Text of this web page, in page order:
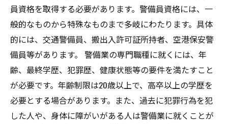
員資格を取得する必要があります。警備員資格には、一
般的なものから特殊なものまで多岐にわたります。具体
的には、交通警備員、搬出入許可証所持者、空港保安警
備員等があります。 警備業の専門職種に就くには、年
齢、最終学歴、犯罪歴、健康状態等の要件を満たすこと
が必要です。年齢制限は20歳以上で、高卒以上の学歴を
必要とする場合があります。また、過去に犯罪行為を犯
した人や、身体に障がいがある人は警備業に就くことが